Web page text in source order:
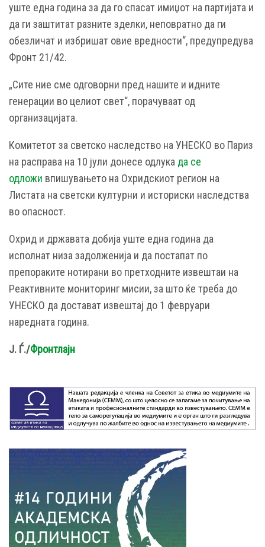
уште една година за да го спасат имиџот на партијата и
да ги заштитат разните зделки, неповратно да ги
обезличат и избришат овие вредности“, предупредува
Фронт 21/42.
„Сите ние сме одговорни пред нашите и идните
генерации во целиот свет“, порачуваат од
организацијата.
Комитетот за светско наследство на УНЕСКО во Париз
на расправа на 10 јули донесе одлука да се
одложи впишувањето на Охридскиот регион на
Листата на светски културни и историски наследства
во опасност.
Охрид и државата добија уште една година да
исполнат низа задолженија и да постапат по
препораките нотирани во претходните извештаи на
Реактивните мониторинг мисии, за што ќе треба до
УНЕСКО да достават извештај до 1 февруари
наредната година.
Ј. Ѓ./Фронтлајн